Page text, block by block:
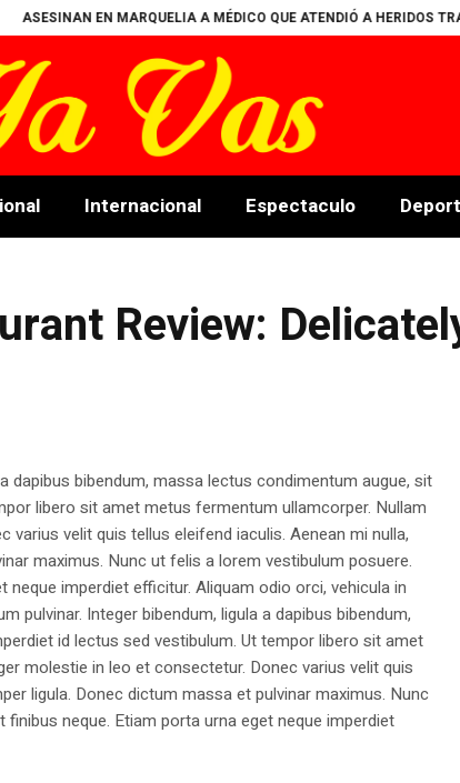
EN MARQUELIA A MÉDICO QUE ATENDIÓ A HERIDOS TRAS
Internacional Espectaculo
Review:
dapibus bibendum, massa lectus condimentum augue, sit
libero sit amet metus fermentum ullamcorper. Nullam
velit quis tellus eleifend iaculis. Aenean mi nulla,
maximus. Nunc ut felis a lorem vestibulum posuere.
imperdiet efficitur. Aliquam odio orci, vehicula in
pulvinar. Integer bibendum, ligula a dapibus bibendum,
id lectus sed vestibulum. Ut tempor libero sit amet
molestie in leo et consectetur. Donec varius velit quis
ligula. Donec dictum massa et pulvinar maximus. Nunc
neque. Etiam porta urna eget neque imperdiet